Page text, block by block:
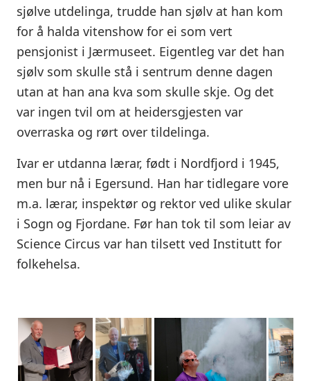
sjølve utdelinga, trudde han sjølv at han kom
for å halda vitenshow for ei som vert
pensjonist i Jærmuseet. Eigentleg var det han
sjølv som skulle stå i sentrum denne dagen
utan at han ana kva som skulle skje. Og det
var ingen tvil om at heidersgjesten var
overraska og rørt over tildelinga.
Ivar er utdanna lærar, født i Nordfjord i 1945,
men bur nå i Egersund. Han har tidlegare vore
m.a. lærar, inspektør og rektor ved ulike skular
i Sogn og Fjordane. Før han tok til som leiar av
Science Circus var han tilsett ved Institutt for
folkehelsa.